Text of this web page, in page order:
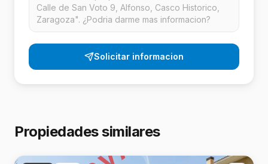
Solicitar informacion
Propiedades similares